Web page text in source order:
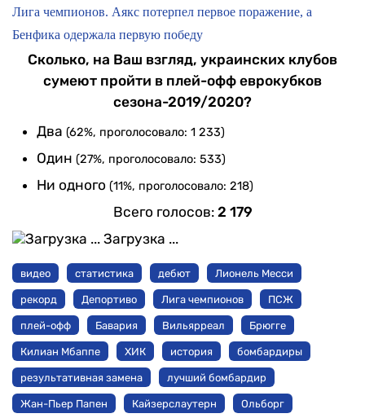
Лига чемпионов. Аякс потерпел первое поражение, а
Бенфика одержала первую победу
Сколько, на Ваш взгляд, украинских клубов
сумеют пройти в плей-офф еврокубков
сезона-2019/2020?
Два (62%, проголосовало: 1 233)
Один (27%, проголосовало: 533)
Ни одного (11%, проголосовало: 218)
Всего голосов: 2 179
Загрузка ...
видео статистика дебют Лионель Месси
рекорд Депортиво Лига чемпионов ПСЖ
плей-офф Бавария Вильярреал Брюгге
Килиан Мбаппе ХИК история бомбардиры
результативная замена лучший бомбардир
Жан-Пьер Папен Кайзерслаутерн Ольборг